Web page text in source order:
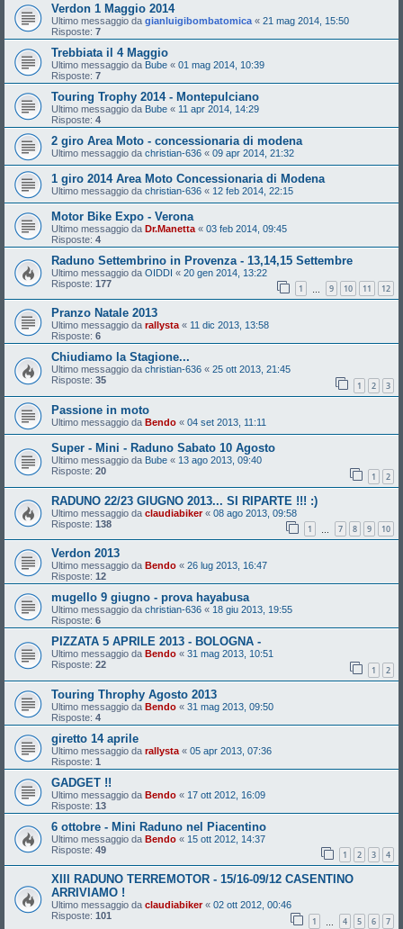
Verdon 1 Maggio 2014
Ultimo messaggio da gianluigibombatomica « 21 mag 2014, 15:50
Risposte: 7
Trebbiata il 4 Maggio
Ultimo messaggio da Bube « 01 mag 2014, 10:39
Risposte: 7
Touring Trophy 2014 - Montepulciano
Ultimo messaggio da Bube « 11 apr 2014, 14:29
Risposte: 4
2 giro Area Moto - concessionaria di modena
Ultimo messaggio da christian-636 « 09 apr 2014, 21:32
1 giro 2014 Area Moto Concessionaria di Modena
Ultimo messaggio da christian-636 « 12 feb 2014, 22:15
Motor Bike Expo - Verona
Ultimo messaggio da Dr.Manetta « 03 feb 2014, 09:45
Risposte: 4
Raduno Settembrino in Provenza - 13,14,15 Settembre
Ultimo messaggio da OIDDI « 20 gen 2014, 13:22
Risposte: 177 1 9 10 11 12
Pranzo Natale 2013
Ultimo messaggio da rallysta « 11 dic 2013, 13:58
Risposte: 6
Chiudiamo la Stagione...
Ultimo messaggio da christian-636 « 25 ott 2013, 21:45
Risposte: 35 1 2 3
Passione in moto
Ultimo messaggio da Bendo « 04 set 2013, 11:11
Super - Mini - Raduno Sabato 10 Agosto
Ultimo messaggio da Bube « 13 ago 2013, 09:40
Risposte: 20 1 2
RADUNO 22/23 GIUGNO 2013... SI RIPARTE !!! :)
Ultimo messaggio da claudiabiker« 08 ago 2013, 09:58
Risposte: 138 1 7 8 9 10
Verdon 2013
Ultimo messaggio da Bendo « 26 lug 2013, 16:47
Risposte: 12
mugello 9 giugno - prova hayabusa
Ultimo messaggio da christian-636 « 18 giu 2013, 19:55
Risposte: 6
PIZZATA 5 APRILE 2013 - BOLOGNA -
Ultimo messaggio da Bendo « 31 mag 2013, 10:51
Risposte: 22 1 2
Touring Throphy Agosto 2013
Ultimo messaggio da Bendo « 31 mag 2013, 09:50
Risposte: 4
giretto 14 aprile
Ultimo messaggio da rallysta « 05 apr 2013, 07:36
Risposte: 1
GADGET !!
Ultimo messaggio da Bendo « 17 ott 2012, 16:09
Risposte: 13
6 ottobre - Mini Raduno nel Piacentino
Ultimo messaggio da Bendo « 15 ott 2012, 14:37
Risposte: 49 1 2 3 4
XIII RADUNO TERREMOTOR - 15/16-09/12 CASENTINO
ARRIVIAMO !
Ultimo messaggio da claudiabiker« 02 ott 2012, 00:46
Risposte: 101 1 4 5 6 7